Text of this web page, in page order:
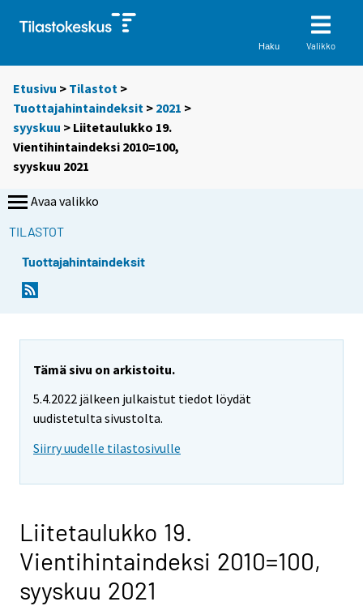
Haku Valikko
Etusivu > Tilastot >
Tuottajahintaindeksit > 2021 >
syyskuu > Liitetaulukko 19.
Vientihintaindeksi 2010=100,
syyskuu 2021
Avaa valikko
TILASTOT
Tuottajahintaindeksit
Tämä sivu on arkistoitu.
5.4.2022 jälkeen julkaistut tiedot löydät
uudistetulta sivustolta.
Siirry uudelle tilastosivulle
Liitetaulukko 19.
Vientihintaindeksi 2010=100,
syyskuu 2021